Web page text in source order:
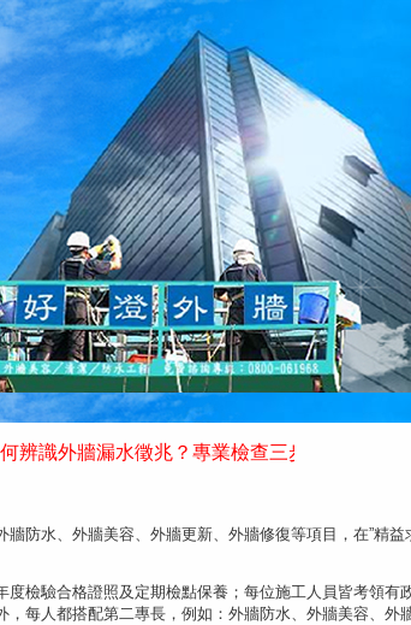
識外牆漏水徵兆？專業檢查三步驟 #專業處理外
防水、外牆美容、外牆更新、外牆修復等項目，在”精益
檢驗合格證照及定期檢點保養；每位施工人員皆考領有
每人都搭配第二專長，例如：外牆防水、外牆美容、外牆